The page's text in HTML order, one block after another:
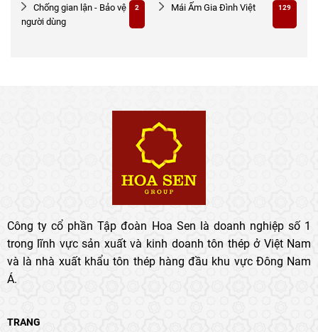
Chống gian lận - Bảo vệ
người dùng
2 Mái Ấm Gia Đình Việt 129
Công ty cổ phần Tập đoàn Hoa Sen là doanh nghiệp số 1
trong lĩnh vực sản xuất và kinh doanh tôn thép ở Việt Nam
và là nhà xuất khẩu tôn thép hàng đầu khu vực Đông Nam
Á.
TRANG